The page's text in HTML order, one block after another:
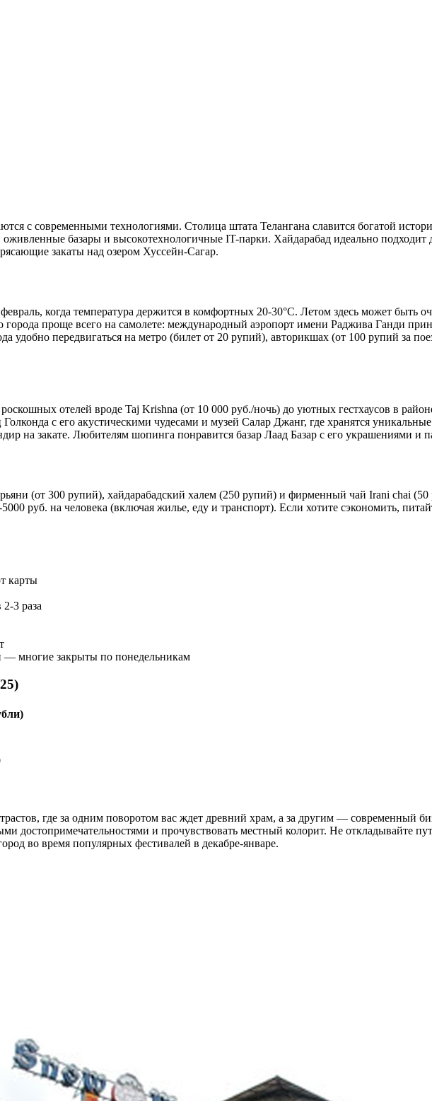
с современными технологиями. Столица штата Телангана славится богатой
базары и высокотехнологичные IT-парки. Хайдарабад идеально подходит
закаты над озером Хуссейн-Сагар.
когда температура держится в комфортных 20-30°C. Летом здесь может быть
города проще всего на самолете: международный аэропорт имени Раджива Ганди
удобно передвигаться на метро (билет от 20 рупий), авторикшах (от 100 рупий за
отелей вроде Taj Krishna (от 10 000 руб./ночь) до уютных гестхаусов в
с его акустическими чудесами и музей Салар Джанг, где хранятся
на закате. Любителям шопинга понравится базар Лаад Базар с его украшениями и
(от 300 рупий), хайдарабадский халем (250 рупий) и фирменный чай Irani chai (50
руб. на человека (включая жилье, еду и транспорт). Если хотите сэкономить,
карты
3 раза
— многие закрыты по понедельникам
где за одним поворотом вас ждет древний храм, а за другим — современный
достопримечательностями и прочувствовать местный колорит. Не откладывайте
во время популярных фестивалей в декабре-январе.